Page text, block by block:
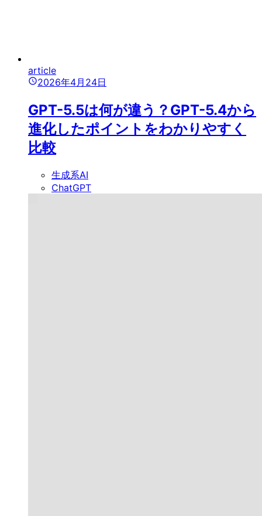
article
2026年4月24日
GPT-5.5は何が違う？GPT-5.4から
進化したポイントをわかりやすく
比較
生成系AI
ChatGPT